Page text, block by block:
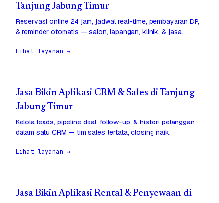
Tanjung Jabung Timur
Reservasi online 24 jam, jadwal real-time, pembayaran DP,
& reminder otomatis — salon, lapangan, klinik, & jasa.
Lihat layanan →
Jasa Bikin Aplikasi CRM & Sales di Tanjung
Jabung Timur
Kelola leads, pipeline deal, follow-up, & histori pelanggan
dalam satu CRM — tim sales tertata, closing naik.
Lihat layanan →
Jasa Bikin Aplikasi Rental & Penyewaan di